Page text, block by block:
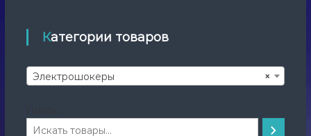
Категории товаров
×
Электрошокеры